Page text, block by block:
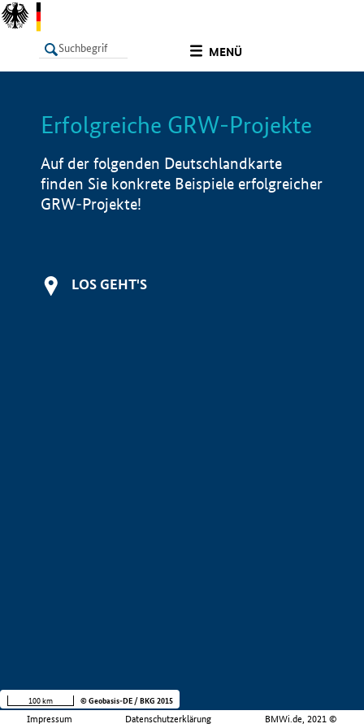
MENÜ
LISTE Info
Erfolgreiche GRW-Projekte
Auf der folgenden Deutschlandkarte
finden Sie konkrete Beispiele erfolgreicher
GRW-Projekte!
LOS GEHT'S
Impressum Datenschutzerklärung BMWi.de, 2021 ©
100 km © Geobasis-DE / BKG 2015